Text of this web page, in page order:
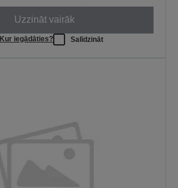
Uzzināt vairāk
Kur iegādāties? Salīdzināt